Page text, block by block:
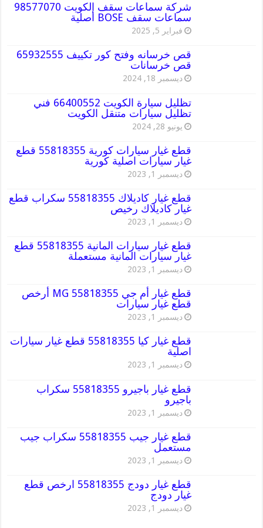
شركة سماعات سقف الكويت 98577070
سماعات سقف BOSE أصلية
فبراير 5, 2025
قص خرسانه وفتح كور تكييف 65932555
قص خرسانات
ديسمبر 18, 2024
تظليل سيارة الكويت 66400552 فني
تظليل سيارات متنقل الكويت
يونيو 28, 2024
قطع غيار سيارات كورية 55818355 قطع
غيار سيارات اصلية كورية
ديسمبر 1, 2023
قطع غيار كاديلاك 55818355 سكراب قطع
غيار كاديلاك رخيص
ديسمبر 1, 2023
قطع غيار سيارات المانية 55818355 قطع
غيار سيارات المانية مستعملة
ديسمبر 1, 2023
قطع غيار أم جي MG 55818355 أرخص
قطع غيار سيارات
ديسمبر 1, 2023
قطع غيار كيا 55818355 قطع غيار سيارات
اصلية
ديسمبر 1, 2023
قطع غيار باجيرو 55818355 سكراب
باجيرو
ديسمبر 1, 2023
قطع غيار جيب 55818355 سكراب جيب
مستعمل
ديسمبر 1, 2023
قطع غيار دودج 55818355 ارخص قطع
غيار دودج
ديسمبر 1, 2023